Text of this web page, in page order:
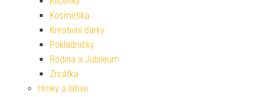
Kosmetika
Kreativní dárky
Pokladničky
Rodina a Jubileum
Zrcátka
Hrnky a lahve